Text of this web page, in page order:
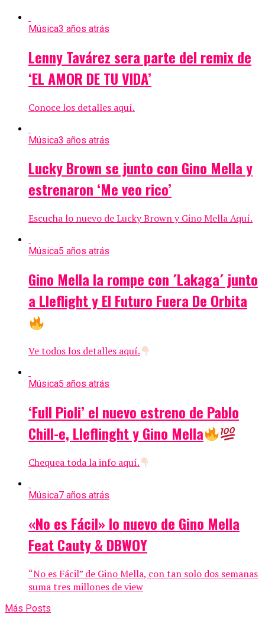
Música3 años atrás
Lenny Tavárez sera parte del remix de
‘EL AMOR DE TU VIDA’
Conoce los detalles aquí.
Música3 años atrás
Lucky Brown se junto con Gino Mella y
estrenaron ‘Me veo rico’
Escucha lo nuevo de Lucky Brown y Gino Mella Aquí.
Música5 años atrás
Gino Mella la rompe con ´Lakaga´ junto
a Lleflight y El Futuro Fuera De Orbita
Ve todos los detalles aquí.
Música5 años atrás
‘Full Pioli’ el nuevo estreno de Pablo
Chill-e, Lleflinght y Gino Mella
Chequea toda la info aquí.
Música7 años atrás
«No es Fácil» lo nuevo de Gino Mella
Feat Cauty & DBWOY
“No es Fácil” de Gino Mella, con tan solo dos semanas
suma tres millones de view
Más Posts